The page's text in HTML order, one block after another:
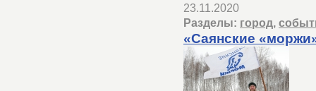
23.11.2020
Разделы: город,
«Саянские